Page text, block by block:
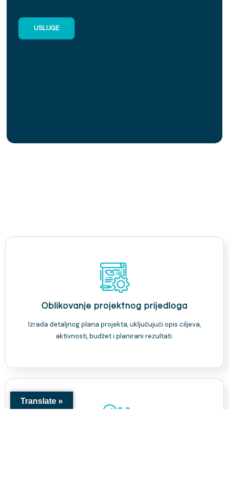
USLUGE
Oblikovanje projektnog prijedloga
Izrada detaljnog plana projekta, uključujući opis ciljeva,
aktivnosti, budžet i planirani rezultati.
Translate »